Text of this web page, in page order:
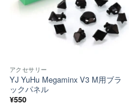
アクセサリー
YJ YuHu Megaminx V3 M用ブラ
ックパネル
¥550